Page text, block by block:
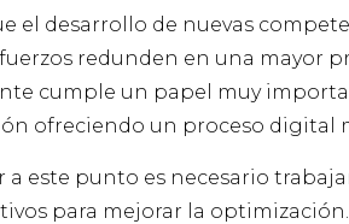
el desarrollo de nuevas
redunden en una mayor
cumple un papel muy
ofreciendo un proceso digital
a este punto es necesario
para mejorar la